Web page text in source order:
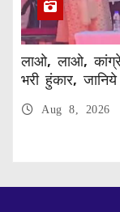
लाओ, लाओ,
भरी हुंकार,
Aug 8, 2026